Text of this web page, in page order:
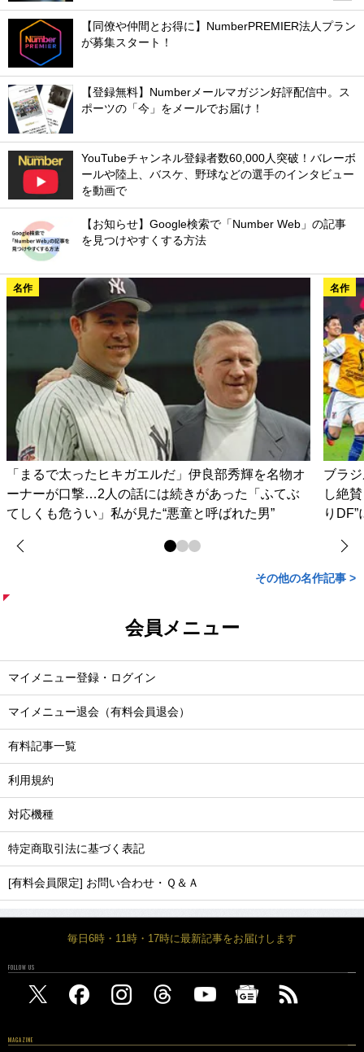
【同僚や仲間とお得に】NumberPREMIER法人プラン
が募集スタート！
【登録無料】Numberメールマガジン好評配信中。ス
ポーツの「今」をメールでお届け！
YouTubeチャンネル登録者数60,000人突破！バレーボ
ールや陸上、バスケ、野球などの選手のインタビュー
を動画で
【お知らせ】Google検索で「Number Web」の記事
を見つけやすくする方法
名作
「まるで太ったヒキガエルだ」伊良部秀輝を名物オ
ーナーが口撃…2人の話には続きがあった「ふてぶ
てしくも危うい」私が見た“悪童と呼ばれた男”
名作
ブラ
し絶
り
その他の名作記事 >
会員メニュー
マイメニュー登録・ログイン
マイメニュー退会（有料会員退会）
有料記事一覧
利用規約
対応機種
特定商取引法に基づく表記
[有料会員限定] お問い合わせ・Ｑ＆Ａ
毎日6時・11時・17時に最新記事をお届けします
FOLLOW US
MAGAZINE